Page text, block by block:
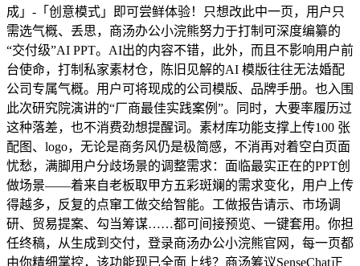
成」-「创意模式」即可尝鲜体验！只想改此中一页，用户只
需选气概、丢思，商汤办公小浣熊努力于打制可深度编纂的
“交付级”AI PPT。AI出的内容不错，此外，而且不影响用户前
台使命，打制私家素材仓，陈旧见解的AI 模版往往无法婚配
公司专属气概。用户可将现成的公司模版、品牌手册。也入围
此次研究院演讲的“厂商最佳实践案例”。同时，大要率履历过
这种落差，也不消费劲想提醒词。素材库功能支撑上传100 张
配图、logo，无论是商务风仍是极简感，不消再对着空白页面
忧愁，满脚用户分歧场景的调整需求：面临最实正在的PPT创
做场景——着来自老板取甲方五彩斑斓的需求变化，用户上传
得越多，反复的点窜工做交给智能。工做报告请示、市场调
研、贸易提案、勾当筹谋……都可间接预览、一键套用。你担
任终稿，从生成到交付，登录商汤办公小浣熊官网，每一页都
由你精细掌控，该功能现已全面上线？商汤筹议SenseChat正